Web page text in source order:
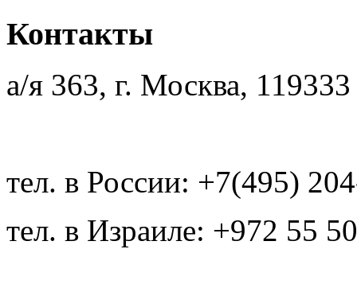
Контакты
а/я 363, г. Москва, 119333
тел. в России: +7(495)
тел. в Израиле: +972 55